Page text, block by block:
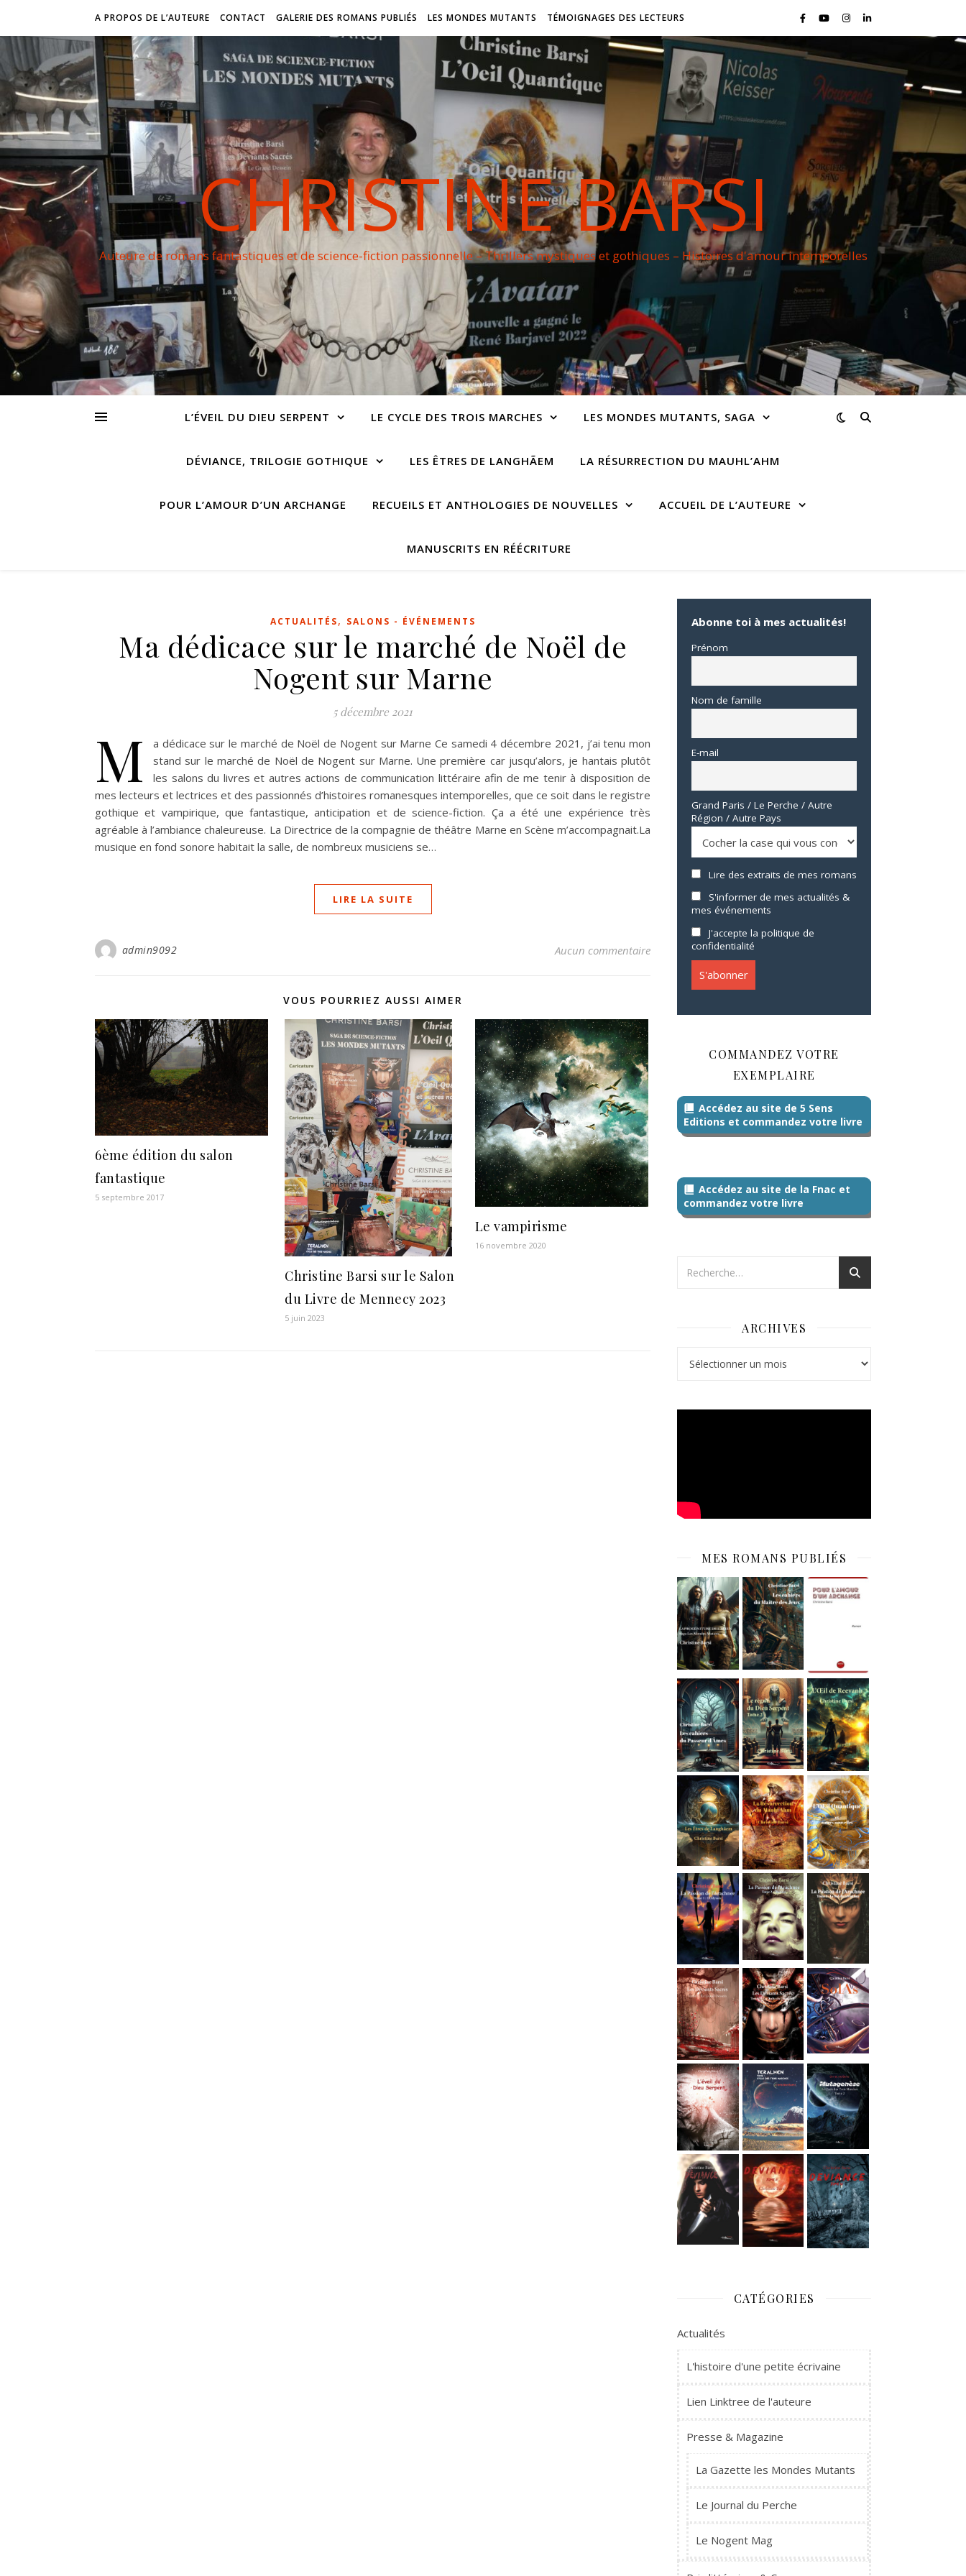
A PROPOS DE L’AUTEURE CONTACT GALERIE DES ROMANS PUBLIÉS LES MONDES MUTANTS TÉMOIGNAGES DES LECTEURS
CHRISTINE BARSI
Auteure de romans fantastiques et de science-fiction passionnelle – Thrillers mystiques et gothiques – Histoires d'amour intemporelles
L’ÉVEIL DU DIEU SERPENT LE CYCLE DES TROIS MARCHES LES MONDES MUTANTS, SAGA
DÉVIANCE, TRILOGIE GOTHIQUE LES ÊTRES DE LANGHÃEM LA RÉSURRECTION DU MAUHL’AHM
POUR L’AMOUR D’UN ARCHANGE RECUEILS ET ANTHOLOGIES DE NOUVELLES ACCUEIL DE L’AUTEURE
MANUSCRITS EN RÉÉCRITURE
ACTUALITÉS, SALONS - ÉVÉNEMENTS
Ma dédicace sur le marché de Noël de
Nogent sur Marne
5 décembre 2021
M
a dédicace sur le marché de Noël de Nogent sur Marne Ce samedi 4 décembre 2021, j’ai tenu mon
stand sur le marché de Noël de Nogent sur Marne. Une première car jusqu’alors, je hantais plutôt
les salons du livres et autres actions de communication littéraire afin de me tenir à disposition de
mes lecteurs et lectrices et des passionnés d’histoires romanesques intemporelles, que ce soit dans le registre
gothique et vampirique, que fantastique, anticipation et de science-fiction. Ça a été une expérience très
agréable à l’ambiance chaleureuse. La Directrice de la compagnie de théâtre Marne en Scène m’accompagnait.La
musique en fond sonore habitait la salle, de nombreux musiciens se…
LIRE LA SUITE
admin9092 Aucun commentaire
VOUS POURRIEZ AUSSI AIMER
6ème édition du salon
fantastique
5 septembre 2017
Christine Barsi sur le Salon
du Livre de Mennecy 2023
5 juin 2023
Le vampirisme
16 novembre 2020
Abonne toi à mes actualités!
Prénom
Nom de famille
E-mail
Grand Paris / Le Perche / Autre
Région / Autre Pays
Lire des extraits de mes romans
S'informer de mes actualités &
mes événements
J'accepte la politique de
confidentialité
COMMANDEZ VOTRE
EXEMPLAIRE
Accédez au site de 5 Sens
Editions et commandez votre livre
Accédez au site de la Fnac et
commandez votre livre
ARCHIVES
MES ROMANS PUBLIÉS
CATÉGORIES
Actualités
L'histoire d'une petite écrivaine
Lien Linktree de l'auteure
Presse & Magazine
La Gazette les Mondes Mutants
Le Journal du Perche
Le Nogent Mag